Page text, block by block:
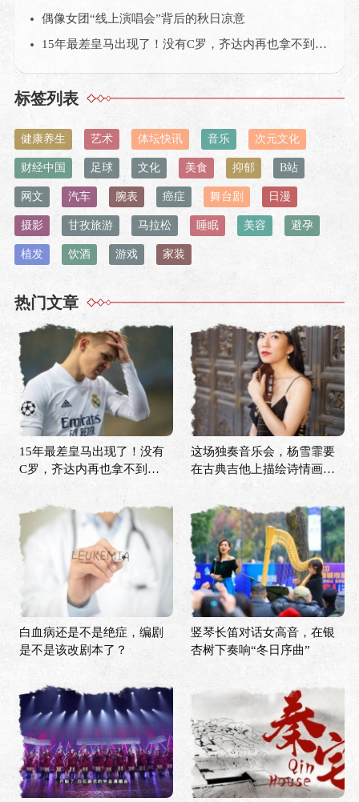
偶像女团“线上演唱会”背后的秋日凉意
15年最差皇马出现了！没有C罗，齐达内再也拿不到欧冠？
标签列表
健康养生 艺术 体坛快讯 音乐 次元文化
财经中国 足球 文化 美食 抑郁 B站
网文 汽车 腕表 癌症 舞台剧 日漫
摄影 甘孜旅游 马拉松 睡眠 美容 避孕
植发 饮酒 游戏 家装
热门文章
15年最差皇马出现了！没有
C罗，齐达内再也拿不到欧
这场独奏音乐会，杨雪霏要
在古典吉他上描绘诗情画意
白血病还是不是绝症，编剧
是不是该改剧本了？
竖琴长笛对话女高音，在银
杏树下奏响“冬日序曲”